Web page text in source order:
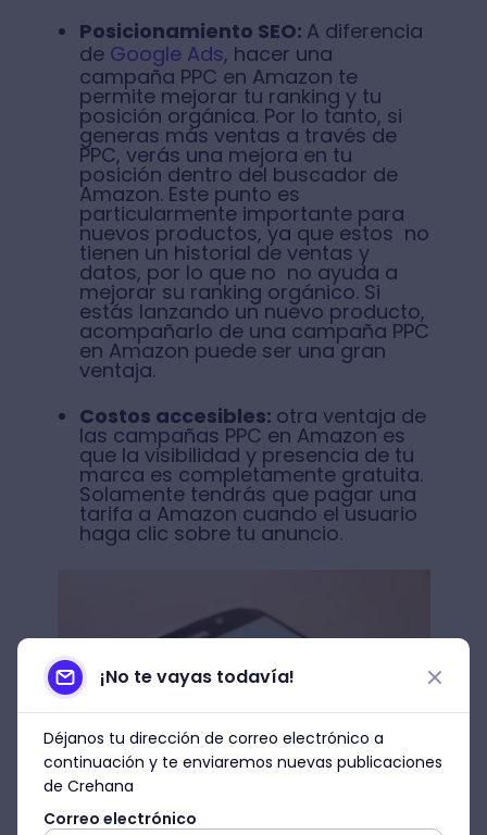
Posicionamiento SEO: A diferencia
de Google Ads, hacer una
campaña PPC en Amazon te
permite mejorar tu ranking y tu
posición orgánica. Por lo tanto, si
generas más ventas a través de
PPC, verás una mejora en tu
posición dentro del buscador de
Amazon. Este punto es
particularmente importante para
nuevos productos, ya que estos no
tienen un historial de ventas y
datos, por lo que no no ayuda a
mejorar su ranking orgánico. Si
estás lanzando un nuevo producto,
acompañarlo de una campaña PPC
en Amazon puede ser una gran
ventaja.
Costos accesibles: otra ventaja de
las campañas PPC en Amazon es
que la visibilidad y presencia de tu
marca es completamente gratuita.
Solamente tendrás que pagar una
tarifa a Amazon cuando el usuario
haga clic sobre tu anuncio.
¡No te vayas todavía!
Déjanos tu dirección de correo electrónico a
continuación y te enviaremos nuevas publicaciones
de Crehana
Correo electrónico